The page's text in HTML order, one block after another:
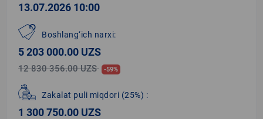
13.07.2026 10:00
Boshlang‘ich narxi:
5 203 000.00 UZS
12 830 356.00 UZS -59%
Zakalat puli miqdori (25%) :
1 300 750.00 UZS